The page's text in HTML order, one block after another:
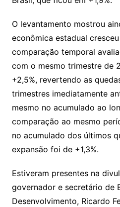
O levantamento mostrou
econômica estadual
comparação temporal
com o mesmo trimestre de
+2,5%, revertendo as
trimestres imediatamente
mesmo no acumulado ao
comparação ao mesmo
no acumulado dos últimos
expansão foi de +1,3%.
Estiveram presentes na
governador e secretário de
Desenvolvimento, Ricardo